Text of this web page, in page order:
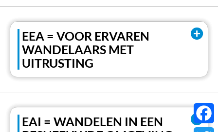
EEA = VOOR ERVAREN
WANDELAARS MET
UITRUSTING
EAI = WANDELEN IN EEN